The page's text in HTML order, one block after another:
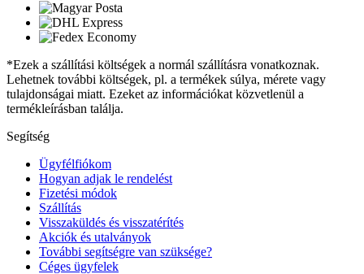
*Ezek a szállítási költségek a normál szállításra vonatkoznak.
Lehetnek további költségek, pl. a termékek súlya, mérete vagy
tulajdonságai miatt. Ezeket az információkat közvetlenül a
termékleírásban találja.
Segítség
Ügyfélfiókom
Hogyan adjak le rendelést
Fizetési módok
Szállítás
Visszaküldés és visszatérítés
Akciók és utalványok
További segítségre van szüksége?
Céges ügyfelek